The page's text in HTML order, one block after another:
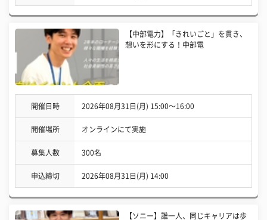
【中部電力】「きれいごと」を貫き、
想いを形にする！中部電
開催日時 2026年08月31日(月) 15:00〜16:00
開催場所 オンラインにて実施
募集人数 300名
申込締切 2026年08月31日(月) 14:00
【ソニー】誰一人、同じキャリアは歩